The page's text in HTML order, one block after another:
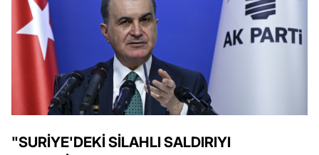
"SURİYE'DEKİ SİLAHLI SALDIRIYI